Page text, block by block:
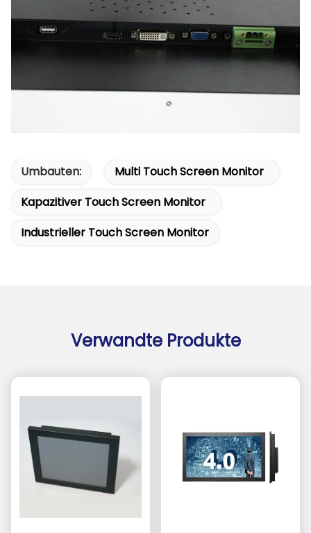
Umbauten:
Multi Touch Screen Monitor
Kapazitiver Touch Screen Monitor
Industrieller Touch Screen Monitor
Verwandte Produkte